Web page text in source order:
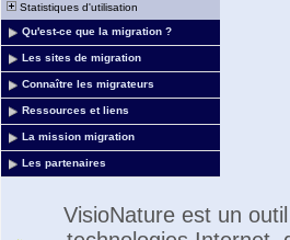
Statistiques d'utilisation
Qu'est-ce que la migration ?
Les sites de migration
Connaître les migrateurs
Ressources et liens
La mission migration
Les partenaires
VisioNature est un